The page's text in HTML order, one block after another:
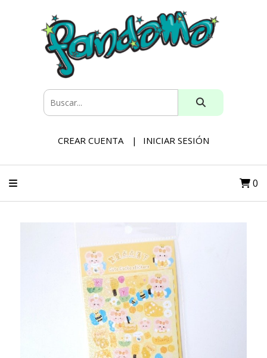
CREAR CUENTA INICIAR SESIÓN
0